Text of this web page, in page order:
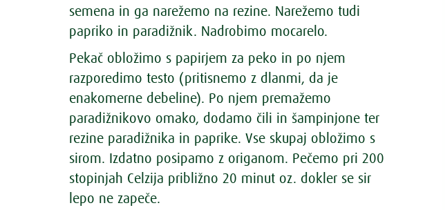
semena in ga narežemo na rezine. Narežemo tudi
papriko in paradižnik. Nadrobimo mocarelo.
Pekač obložimo s papirjem za peko in po njem
razporedimo testo (pritisnemo z dlanmi, da je
enakomerne debeline). Po njem premažemo
paradižnikovo omako, dodamo čili in šampinjone ter
rezine paradižnika in paprike. Vse skupaj obložimo s
sirom. Izdatno posipamo z origanom. Pečemo pri 200
stopinjah Celzija približno 20 minut oz. dokler se sir
lepo ne zapeče.